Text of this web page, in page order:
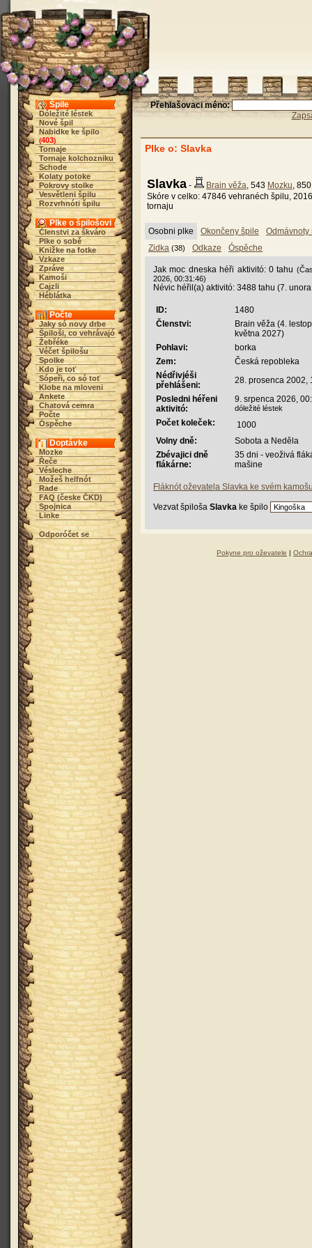
Špile
Dóležité léstek
Nové špil
Nabidke ke špilo
(403)
Tornaje
Tornaje kolchozniku
Schode
Kolaty potoke
Pokrovy stolke
Vesvětleni špilu
Rozvrhnóti špilu
Plke o špilošovi
Členstvi za škváro
Plke o sobě
Knižke na fotke
Vzkaze
Zpráve
Kamoši
Cajzli
Héblátka
Počte
Jaky só novy drbe
Špiloši, co vehrávajó
Žebřéke
Véčet špilošu
Spolke
Kdo je toť
Sópeři, co só toť
Klobe na mloveni
Ankete
Chatová cemra
Počte
Óspěche
Doptávke
Mozke
Řeče
Vésleche
Možeš helfnót
Rade
FAQ (česke ČKD)
Spojnica
Linke
Odporóčet se
Přehlašovaci méno:
Plke o: Slavka
Slavka - Brain věža, 543 Mozku,
Skóre v celko: 47846 vehranéch špilu,
tornaju
Osobni plke Okončeny špile
Odmávnoty
Zidka (38) Odkaze Óspěche
Jak moc dneska héři aktivitó: 0 tahu
2026, 00:31:46)
Névic héřil(a) aktivitó: 3488 tahu (7.
ID:
1480
Členstvi:
Brain věža (4.
května 2027)
Pohlavi:
borka
Zem:
Česká repobleka
Nédřivjéši
přehlášeni:
28. prosenca 2002,
Posledni héřeni
aktivitó:
9. srpenca 2026,
dóležité léstek
Počet koleček:
1000
Volny dně:
Sobota a Neděla
Zbévajici dně
flákárne:
35 dni - veoživá
mašine
Fláknót oževatela Slavka ke svém
Vezvat špiloša Slavka ke špilo
Pokyne pro oževatele |